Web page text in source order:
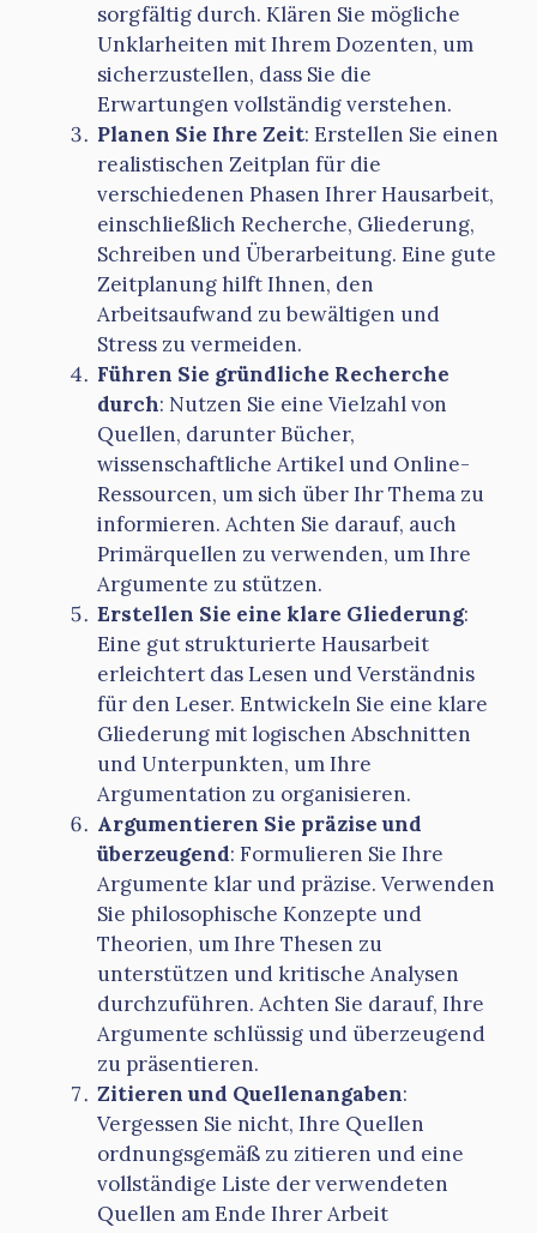
sorgfältig durch. Klären Sie mögliche
Unklarheiten mit Ihrem Dozenten, um
sicherzustellen, dass Sie die
Erwartungen vollständig verstehen.
Planen Sie Ihre Zeit: Erstellen Sie einen
realistischen Zeitplan für die
verschiedenen Phasen Ihrer Hausarbeit,
einschließlich Recherche, Gliederung,
Schreiben und Überarbeitung. Eine gute
Zeitplanung hilft Ihnen, den
Arbeitsaufwand zu bewältigen und
Stress zu vermeiden.
Führen Sie gründliche Recherche
durch: Nutzen Sie eine Vielzahl von
Quellen, darunter Bücher,
wissenschaftliche Artikel und Online-
Ressourcen, um sich über Ihr Thema zu
informieren. Achten Sie darauf, auch
Primärquellen zu verwenden, um Ihre
Argumente zu stützen.
Erstellen Sie eine klare Gliederung:
Eine gut strukturierte Hausarbeit
erleichtert das Lesen und Verständnis
für den Leser. Entwickeln Sie eine klare
Gliederung mit logischen Abschnitten
und Unterpunkten, um Ihre
Argumentation zu organisieren.
Argumentieren Sie präzise und
überzeugend: Formulieren Sie Ihre
Argumente klar und präzise. Verwenden
Sie philosophische Konzepte und
Theorien, um Ihre Thesen zu
unterstützen und kritische Analysen
durchzuführen. Achten Sie darauf, Ihre
Argumente schlüssig und überzeugend
zu präsentieren.
Zitieren und Quellenangaben:
Vergessen Sie nicht, Ihre Quellen
ordnungsgemäß zu zitieren und eine
vollständige Liste der verwendeten
Quellen am Ende Ihrer Arbeit